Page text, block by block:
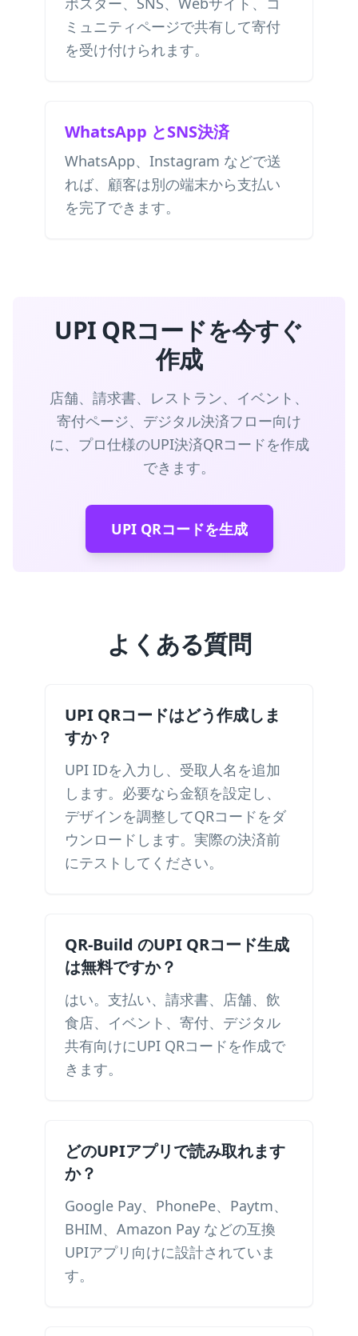
ミュニティページで共有して寄付
を受け付けられます。
WhatsApp とSNS決済
WhatsApp、Instagram などで送
れば、顧客は別の端末から支払い
を完了できます。
UPI QRコードを今すぐ
作成
店舗、請求書、レストラン、イベント、
寄付ページ、デジタル決済フロー向け
に、プロ仕様のUPI決済QRコードを作成
できます。
UPI QRコードを生成
よくある質問
UPI QRコードはどう作成しま
すか？
UPI IDを入力し、受取人名を追加
します。必要なら金額を設定し、
デザインを調整してQRコードをダ
ウンロードします。実際の決済前
にテストしてください。
QR-Build のUPI QRコード生成
は無料ですか？
はい。支払い、請求書、店舗、飲
食店、イベント、寄付、デジタル
共有向けにUPI QRコードを作成で
きます。
どのUPIアプリで読み取れます
か？
Google Pay、PhonePe、Paytm、
BHIM、Amazon Pay などの互換
UPIアプリ向けに設計されていま
す。